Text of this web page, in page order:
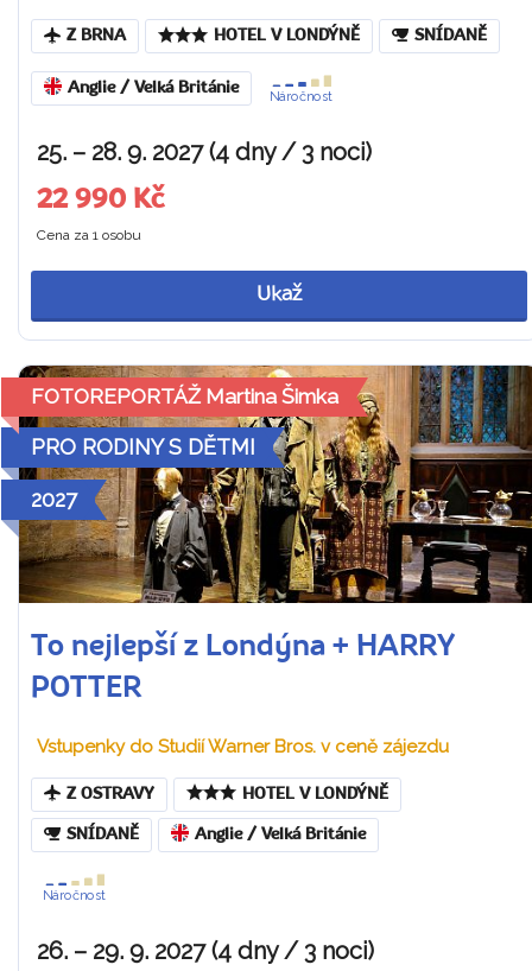
Z BRNA HOTEL V LONDÝNĚ SNÍDANĚ
Anglie / Velká Británie
Náročnost
25. – 28. 9. 2027 (4 dny / 3 noci)
22 990 Kč
Cena za 1 osobu
Ukaž
FOTOREPORTÁŽ Martina Šimka
PRO RODINY S DĚTMI
2027
To nejlepší z Londýna + HARRY
POTTER
Vstupenky do Studií Warner Bros. v ceně zájezdu
Z OSTRAVY HOTEL V LONDÝNĚ
SNÍDANĚ Anglie / Velká Británie
Náročnost
26. – 29. 9. 2027 (4 dny / 3 noci)